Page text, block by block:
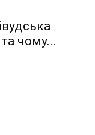
чому...